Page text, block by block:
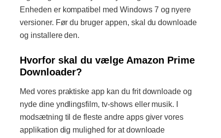
Enheden er kompatibel med Windows 7 og nyere
versioner. Før du bruger appen, skal du downloade
og installere den.
Hvorfor skal du vælge Amazon Prime
Downloader?
Med vores praktiske app kan du frit downloade og
nyde dine yndlingsfilm, tv-shows eller musik. I
modsætning til de fleste andre apps giver vores
applikation dig mulighed for at downloade